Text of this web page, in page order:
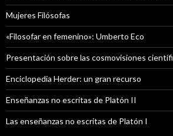
Mujeres Filósofas
«Filosofar en femenino»: Umberto Eco
Presentación sobre las cosmovisiones
Enciclopedia Herder: un gran recurso
Enseñanzas no escritas de Platón II
Las enseñanzas no escritas de Platón I